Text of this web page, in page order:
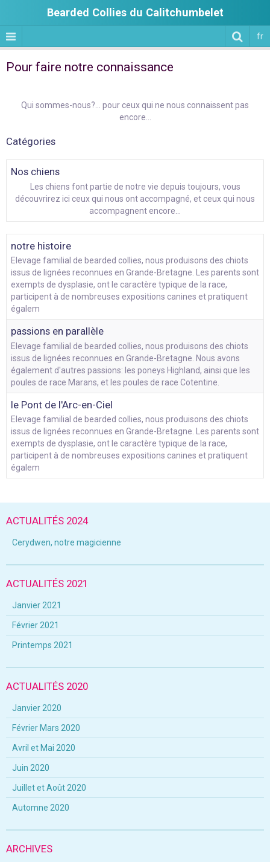
Bearded Collies du Calitchumbelet
fr
Pour faire notre connaissance
Qui sommes-nous?... pour ceux qui ne nous connaissent pas
encore...
Catégories
Nos chiens
Les chiens font partie de notre vie depuis toujours, vous
découvrirez ici ceux qui nous ont accompagné, et ceux qui nous
accompagnent encore...
notre histoire
Elevage familial de bearded collies, nous produisons des chiots
issus de lignées reconnues en Grande-Bretagne. Les parents sont
exempts de dysplasie, ont le caractère typique de la race,
participent à de nombreuses expositions canines et pratiquent
égalem
passions en parallèle
Elevage familial de bearded collies, nous produisons des chiots
issus de lignées reconnues en Grande-Bretagne. Nous avons
également d'autres passions: les poneys Highland, ainsi que les
poules de race Marans, et les poules de race Cotentine.
le Pont de l'Arc-en-Ciel
Elevage familial de bearded collies, nous produisons des chiots
issus de lignées reconnues en Grande-Bretagne. Les parents sont
exempts de dysplasie, ont le caractère typique de la race,
participent à de nombreuses expositions canines et pratiquent
égalem
ACTUALITÉS 2024
Cerydwen, notre magicienne
ACTUALITÉS 2021
Janvier 2021
Février 2021
Printemps 2021
ACTUALITÉS 2020
Janvier 2020
Février Mars 2020
Avril et Mai 2020
Juin 2020
Juillet et Août 2020
Automne 2020
ARCHIVES